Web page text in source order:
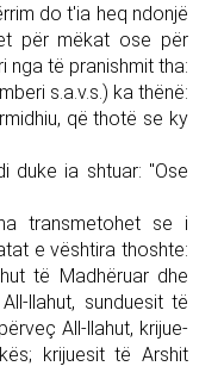
do t'ia heq ndonjë
për mëkat ose për
nga të pranish­mit tha:
s.a.v.s.) ka thënë:
që thotë se ky
duke ia shtuar: "Ose
trans­me­tohet se i
e vështira thoshte:
të Madhëruar dhe
llahut, sunduesit të
All-llahut, krijue­
krijuesit të Arshit